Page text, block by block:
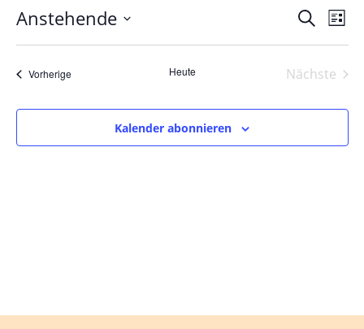
Suche
und
SucheListe
Anstehende
Datum
wählen.
VorherigeVeranstaltungen Heute
Nächste
Kalender abonnieren